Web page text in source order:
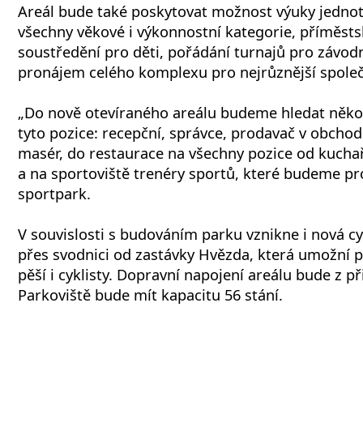
Areál bude také poskytovat možnost výuky
všechny věkové i výkonnostní kategorie,
soustředění pro děti, pořádání turnajů pro
pronájem celého komplexu pro nejrůznější
„Do nově otevíraného areálu budeme hledat
tyto pozice: recepční, správce, prodavač v
masér, do restaurace na všechny pozice od
a na sportoviště trenéry sportů, které budeme
sportpark.
V souvislosti s budováním parku vznikne i nová
přes svodnici od zastávky Hvězda, která umožní
pěší i cyklisty. Dopravní napojení areálu bude z
Parkoviště bude mít kapacitu 56 stání.